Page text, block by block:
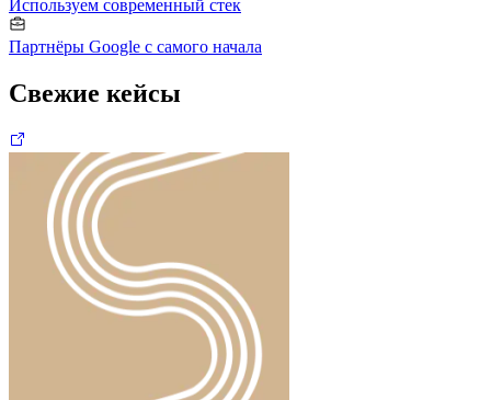
Используем современный стек
Партнёры Google с самого начала
Свежие кейсы